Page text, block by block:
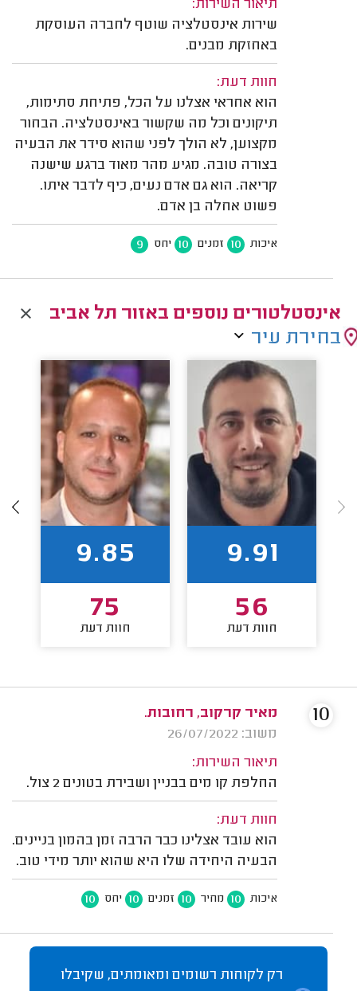
תיאור השירות:
שירות אינסטלציה שוטף לחברה העוסקת
באחזקת מבנים.
חוות דעת:
הוא אחראי אצלנו על הכל, פתיחת סתימות,
תיקונים וכל מה שקשור באינסטלציה. הבחור
מקצוען, לא הולך לפני שהוא סידר את הבעיה
בצורה טובה. מגיע מהר מאוד ברגע שישנה
קריאה. הוא גם אדם נעים, כיף לדבר איתו.
פשוט אחלה בן אדם.
איכות 10 זמנים 10 יחס 9
אינסטלטורים נוספים באזור תל אביב
בחירת עיר
9.91
56
חוות דעת
9.85
75
חוות דעת
מאיר קרקוב, רחובות.
משוב: 26/07/2022
תיאור השירות:
החלפת קו מים בבניין ושבירת בטונים 2 צול.
חוות דעת:
הוא עובד אצלינו כבר הרבה זמן בהמון בניינים.
הבעיה היחידה שלו היא שהוא יותר מידי טוב.
איכות 10 מחיר 10 זמנים 10 יחס 10
10
רק לקוחות רשומים ומאומתים, שקיבלו